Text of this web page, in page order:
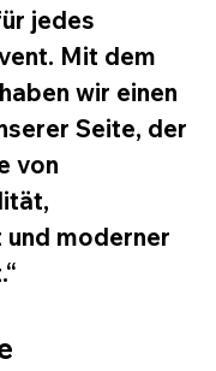
jedes
Mit dem
wir einen
Seite, der
von
und moderner